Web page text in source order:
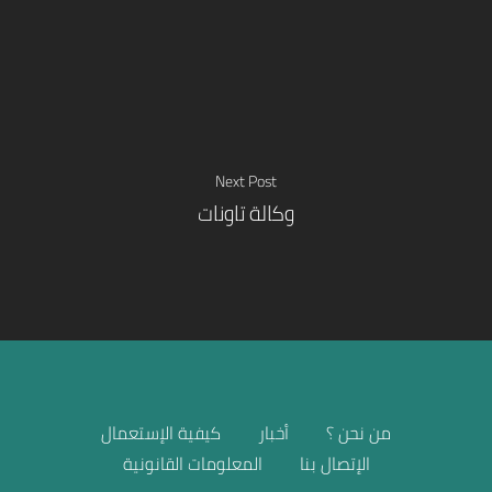
Next Post
وكالة تاونات
من نحن ؟ أخبار
كيفية الإستعمال
الإتصال بنا
المعلومات القانونية